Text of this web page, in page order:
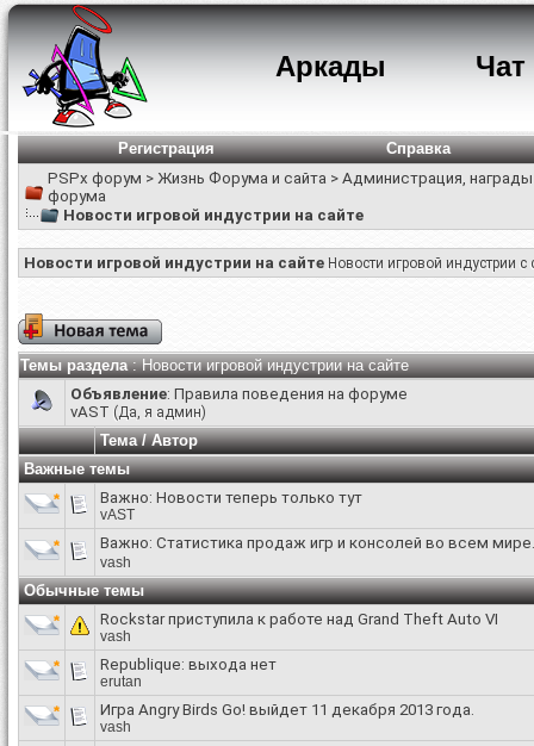
Аркады Чат
Регистрация
Справка
PSPx форум > Жизнь Форума и сайта > Администрация,
форума
Новости игровой индустрии на сайте
Новости игровой индустрии на сайте Новости игровой индустрии с
Темы раздела: Новости игровой индустрии на сайте
Объявление: Правила поведения на форуме
vAST (Да, я админ)
Тема/Автор
Важные темы
Важно: Новости теперь только тут
vAST
Важно: Статистика продаж игр и консолей во всем мире.
vash
Обычные темы
Rockstar приступила к работе над Grand Theft Auto VI
vash
Republique: выхода нет
erutan
Игра Angry Birds Go! выйдет 11 декабря 2013 года.
vash